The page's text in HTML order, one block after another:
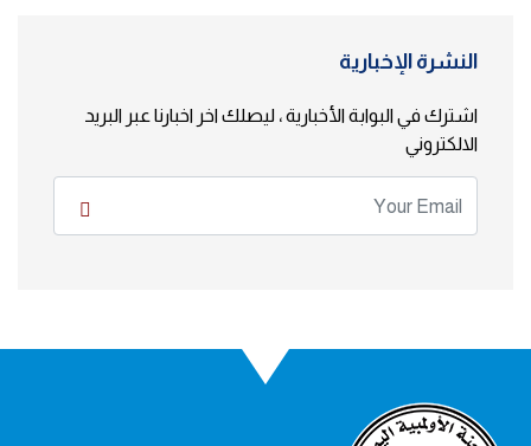
النشرة الإخبارية
اشترك في البوابة الأخبارية ، ليصلك اخر اخبارنا عبر البريد
الالكتروني